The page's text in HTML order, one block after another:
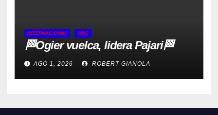
INTERNACIONAL WRC
🏁Ogier vuelca, lidera Pajari🏁
AGO 1, 2026 ROBERT GIANOLA